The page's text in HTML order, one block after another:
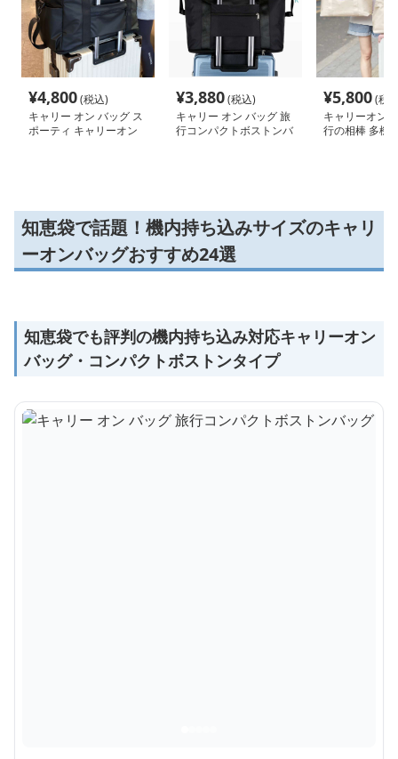
¥4,800(税込)
キャリー オン バッグ ス
ポーティ キャリーオン
¥3,880(税込)
キャリー オン バッグ 旅
行コンパクトボストンバ
¥5,800(税
キャリーオン
行の相棒 多機
知恵袋で話題！機内持ち込みサイズのキャリ
ーオンバッグおすすめ24選
知恵袋でも評判の機内持ち込み対応キャリーオン
バッグ・コンパクトボストンタイプ